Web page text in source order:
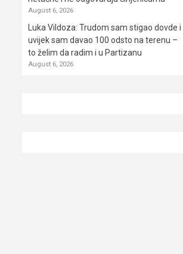
August 6, 2026
Luka Vildoza: Trudom sam stigao dovde i
uvijek sam davao 100 odsto na terenu –
to želim da radim i u Partizanu
August 6, 2026